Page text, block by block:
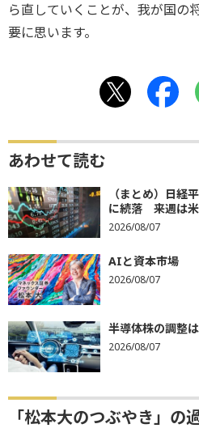
ら直していくことが、我が国の
要に思います。
あわせて読む
（まとめ）日経
に続落 来週は米
2026/08/07
AIと資本市場
2026/08/07
半導体株の調整
2026/08/07
「松本大のつぶやき」の